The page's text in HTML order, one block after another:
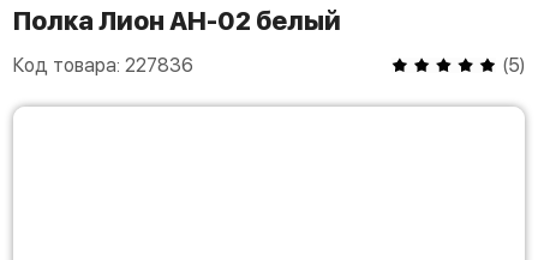
Полка Лион АН-02 белый
Код товара: 227836 (5)